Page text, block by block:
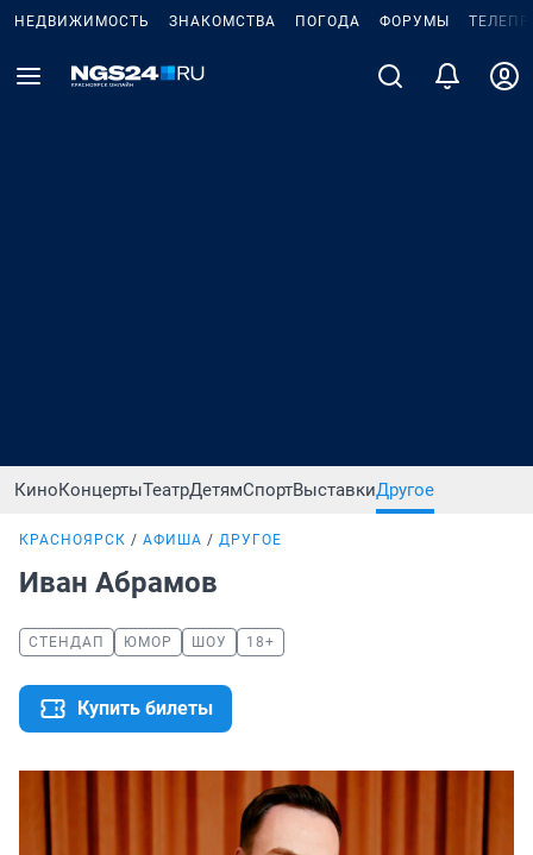
НЕДВИЖИМОСТЬ ЗНАКОМСТВА ПОГОДА ФОРУМЫ
КиноКонцертыТеатрДетямСпортВыставкиДругое
КРАСНОЯРСК АФИША ДРУГОЕ
Иван Абрамов
СТЕНДАП ЮМОР ШОУ 18+
Купить билеты